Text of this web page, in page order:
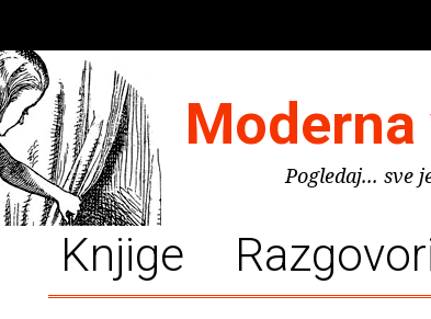
Pogledaj... sve
Knjige